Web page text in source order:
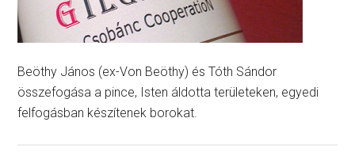
Beöthy János (ex-Von Beöthy) és Tóth Sándor
összefogása a pince, Isten áldotta területeken, egyedi
felfogásban készítenek borokat.